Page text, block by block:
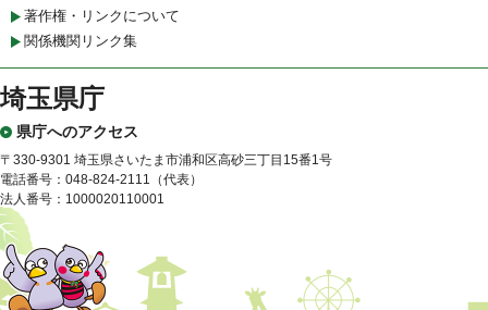
著作権・リンクについて
関係機関リンク集
埼玉県庁
県庁へのアクセス
〒330-9301 埼玉県さいたま市浦和区高砂三丁目15番1号
電話番号：048-824-2111（代表）
法人番号：1000020110001